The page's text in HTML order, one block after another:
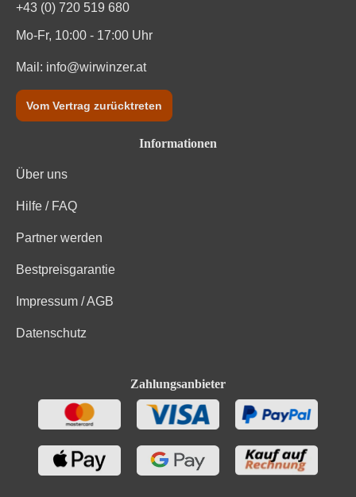
+43 (0) 720 519 680
Mo-Fr, 10:00 - 17:00 Uhr
Mail: info@wirwinzer.at
Vom Vertrag zurücktreten
Informationen
Über uns
Hilfe / FAQ
Partner werden
Bestpreisgarantie
Impressum / AGB
Datenschutz
Zahlungsanbieter